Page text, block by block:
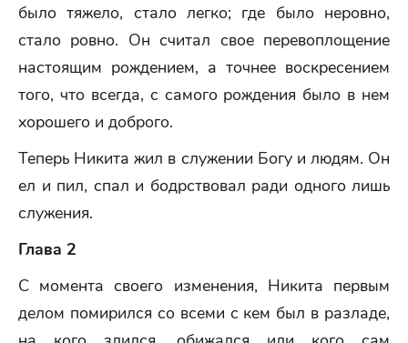
было тяжело, стало легко; где было неровно,
стало ровно. Он считал свое перевоплощение
настоящим рождением, а точнее воскресением
того, что всегда, с самого рождения было в нем
хорошего и доброго.
Теперь Никита жил в служении Богу и людям. Он
ел и пил, спал и бодрствовал ради одного лишь
служения.
Глава 2
С момента своего изменения, Никита первым
делом помирился со всеми с кем был в разладе,